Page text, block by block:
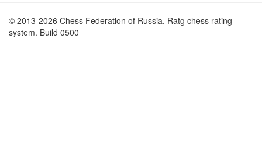
© 2013-2026 Chess Federation of Russia. Ratg chess rating
system. Build 0500